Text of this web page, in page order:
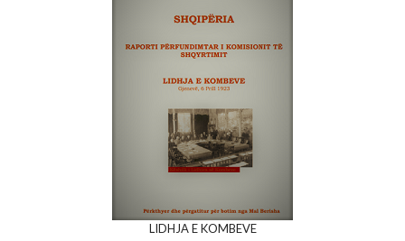
LIDHJA E KOMBEVE